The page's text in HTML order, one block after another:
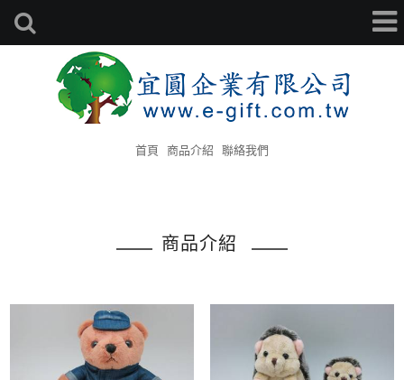
首頁 商品介紹 聯絡我們
商品介紹